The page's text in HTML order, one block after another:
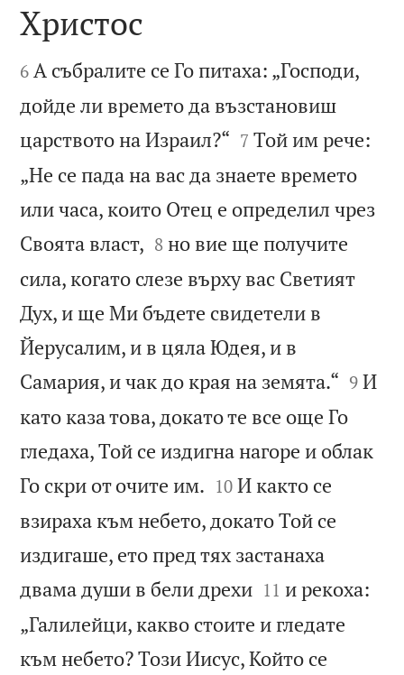

Христос

6 А събралите се Го питаха: „Господи,
дойде ли времето да възстановиш
царството на Израил?“ 

7 Той им рече:
„Не се пада на вас да знаете времето
или часа, които Отец е определил чрез
Своята власт, 

8 но вие ще получите
сила, когато слезе върху вас Светият
Дух, и ще Ми бъдете свидетели в
Йерусалим, и в цяла Юдея, и в
Самария, и чак до края на земята.“ 

9 И
като каза това, докато те все още Го
гледаха, Той се издигна нагоре и облак
Го скри от очите им. 

10 И както се
взираха към небето, докато Той се
издигаше, ето пред тях застанаха
двама души в бели дрехи
11 и рекоха:
„Галилейци, какво стоите и гледате
към небето? Този Иисус, Който се